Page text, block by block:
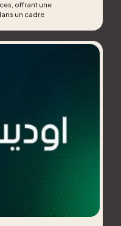
offrant une
un cadre